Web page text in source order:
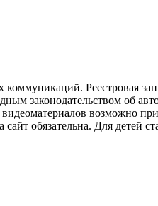
Реестровая
законодательством об
возможно
обязательна. Для детей